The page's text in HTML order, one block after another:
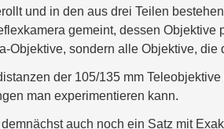
und in den aus drei Teilen
gemeint, dessen Objektive
Objektive, sondern alle Objektive,
der 105/135 mm
man experimentieren kann.
auch noch ein Satz mit